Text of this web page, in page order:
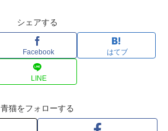
シェアする
Facebook はてブ
LINE
青猫をフォローする